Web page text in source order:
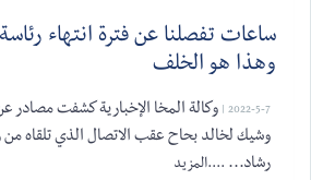
ساعات تفصلنا عن فترة انتهاء
وهذا هو الخلف
2022-5-7 |
وكالة المخا الإخبارية كشفت مصادر
وشيك لخالد بحاح عقب الاتصال الذي تلقاه
رشاد... ....المزيد